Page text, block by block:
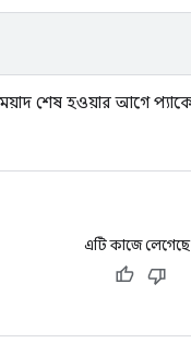
শেষ হওয়ার আগে
এটি কাজে